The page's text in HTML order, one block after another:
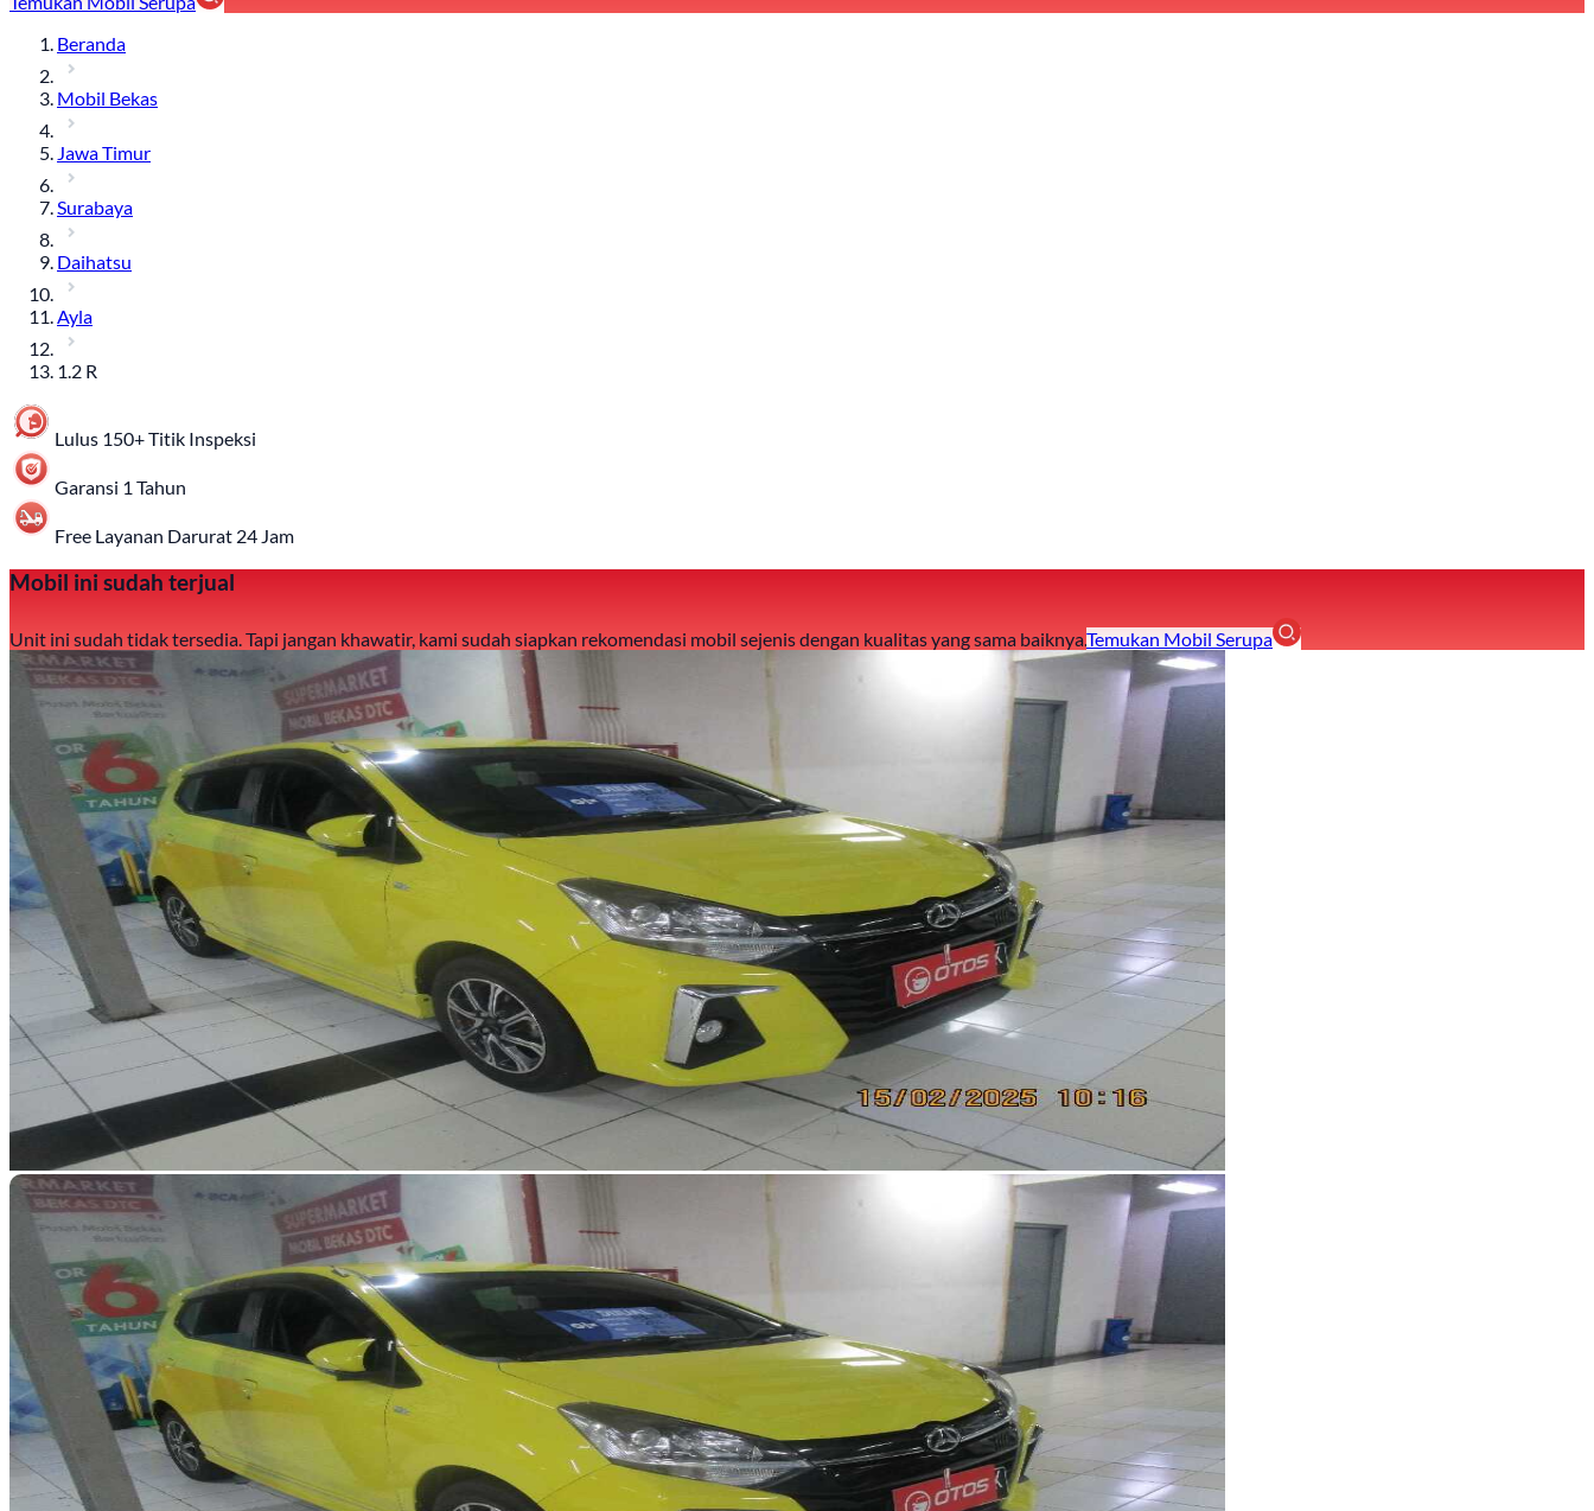
Beranda
Mobil Bekas
Jawa Timur
Surabaya
Daihatsu
Ayla
1.2 R
Lulus 150+ Titik Inspeksi
Garansi 1 Tahun
Free Layanan Darurat 24 Jam
Mobil ini sudah terjual
Unit ini sudah tidak tersedia. Tapi jangan khawatir, kami sudah siapkan rekomendasi mobil sejenis dengan kualitas yang sama baiknya.Temukan Mobil Serupa